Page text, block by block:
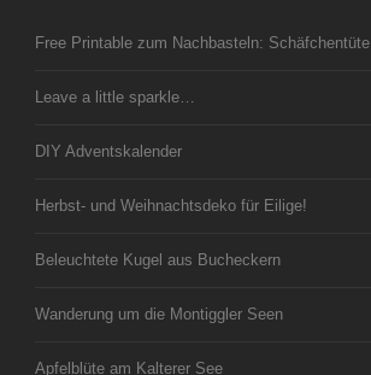
Free Printable zum Nachbasteln: Schäfchentüte
Leave a little sparkle…
DIY Adventskalender
Herbst- und Weihnachtsdeko für Eilige!
Beleuchtete Kugel aus Bucheckern
Wanderung um die Montiggler Seen
Apfelblüte am Kalterer See